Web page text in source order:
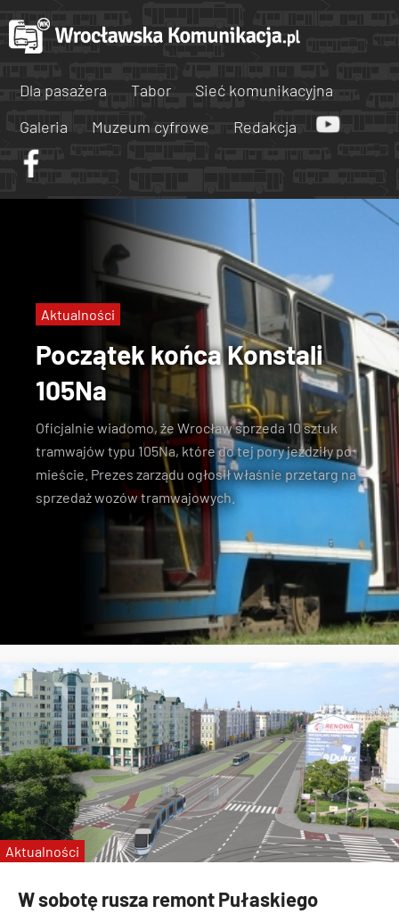
Dla pasażera Tabor
Sieć komunikacyjna
Galeria
Muzeum cyfrowe Redakcja
Początek końca Konstali
105Na
Oficjalnie wiadomo, że Wrocław sprzeda10 sztuk
tramwajów typu 105Na, które do tej pory jeździły po
mieście. Prezes zarządu ogłosił właśnieprzetarg na
sprzedaż wozów tramwajowych
Aktualności
W sobotę rusza remont Pułaskiego
Aktualności